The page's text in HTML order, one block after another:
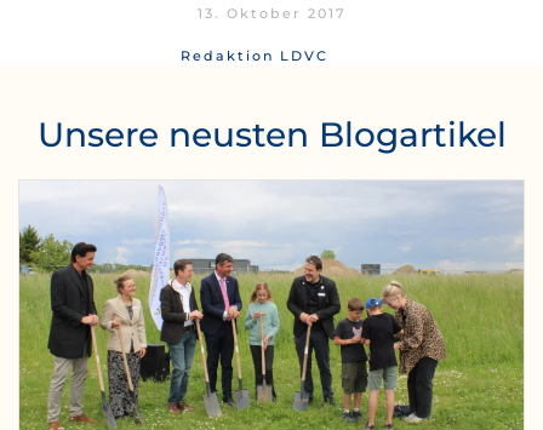
13. Oktober 2017
Redaktion LDVC
Unsere neusten Blogartikel